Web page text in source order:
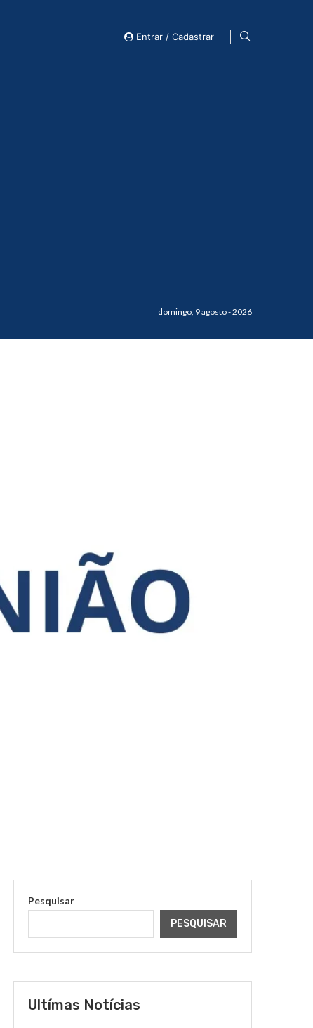
Entrar / Cadastrar
domingo, 9 agosto - 2026
Pesquisar
PESQUISAR
Ultímas Notícias